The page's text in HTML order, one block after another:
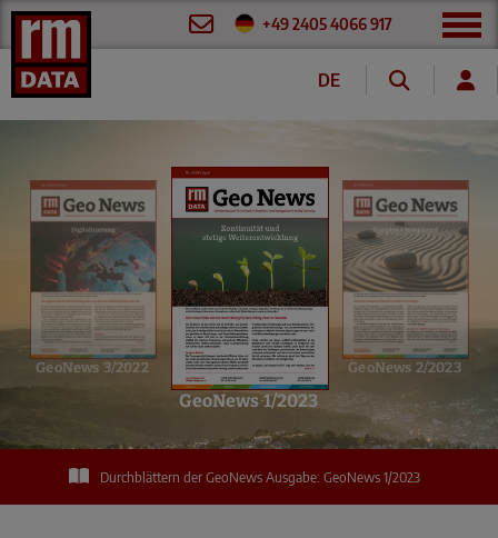
+49 2405 4066 917
DE
GeoNews 3/2022
GeoNews 1/2023
GeoNews 2/2023
Durchblättern der GeoNews Ausgabe: GeoNews 1/2023